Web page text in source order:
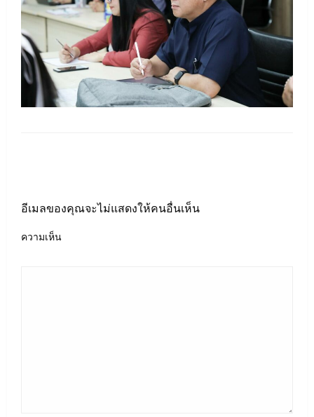
อีเมลของคุณจะไม่แสดงให้คนอื่นเห็น
ความเห็น